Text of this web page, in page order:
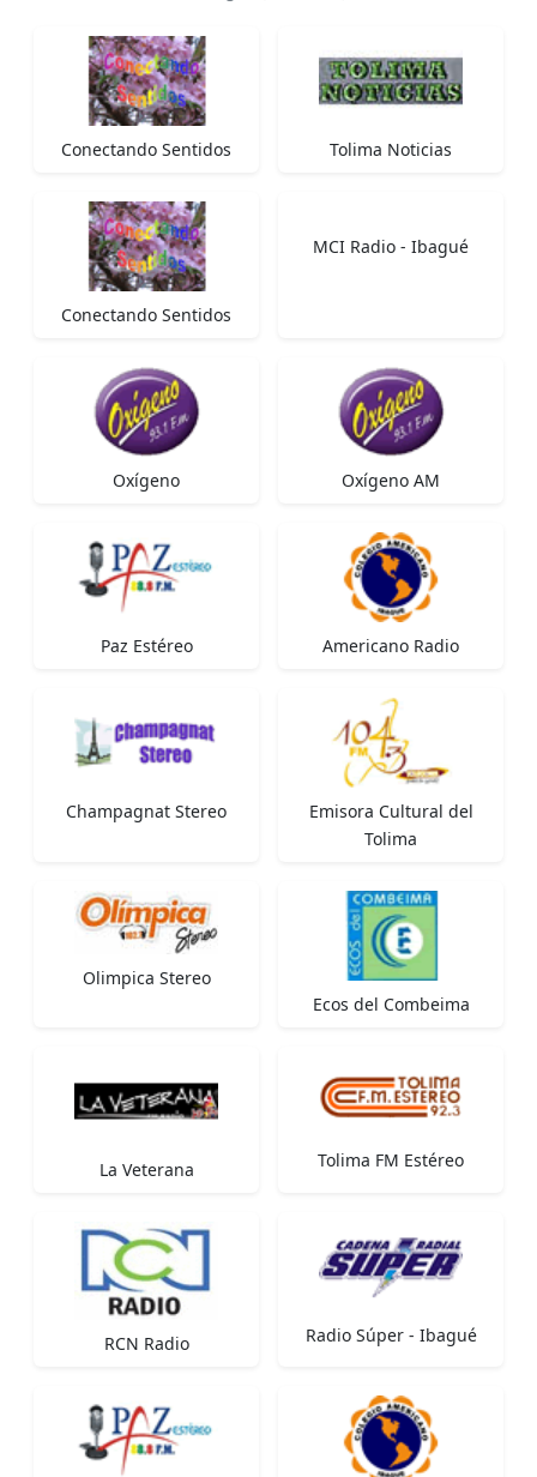
Conectando Sentidos Tolima Noticias
Conectando Sentidos
MCI Radio - Ibagué
Oxígeno Oxígeno AM
Paz Estéreo Americano Radio
Champagnat Stereo
Emisora Cultural del
Tolima
Olimpica Stereo
Ecos del Combeima
La Veterana Tolima FM Estéreo
RCN Radio Radio Súper - Ibagué